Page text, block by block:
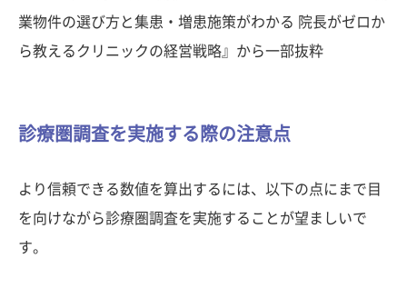
業物件の選び方と集患・増患施策がわかる 院長がゼロか
ら教えるクリニックの経営戦略』から一部抜粋
診療圏調査を実施する際の注意点
より信頼できる数値を算出するには、以下の点にまで目
を向けながら診療圏調査を実施することが望ましいで
す。